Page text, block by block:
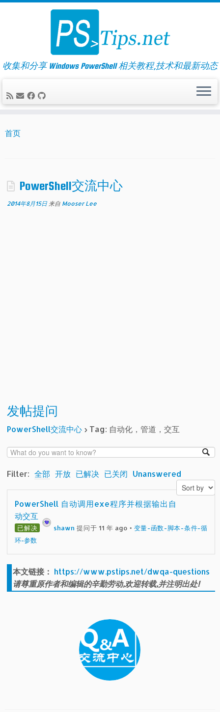
Skip
收集和分享 Windows PowerShell 相关教程,技术和最新动态
首页
PowerShell交流中心
2014年8月15日 来自 Mooser Lee
发帖提问
PowerShell交流中心 › Tag: 自动化，管道，交互
Filter: 全部 开放 已解决 已关闭 Unanswered
PowerShell 自动调用exe程序并根据输出自
动交互
已解决 shawn 提问于 11 年 ago • 变量-函数-脚本-条件-循
环-参数
本文链接： https://www.pstips.net/dwqa-questions
请尊重原作者和编辑的辛勤劳动,欢迎转载,并注明出处!